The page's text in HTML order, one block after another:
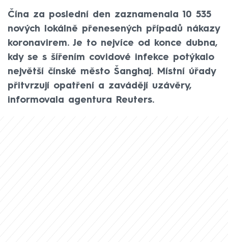
Čína za poslední den zaznamenala 10 535
nových lokálně přenesených případů nákazy
koronavirem. Je to nejvíce od konce dubna,
kdy se s šířením covidové infekce potýkalo
největší čínské město Šanghaj. Místní úřady
přitvrzují opatření a zavádějí uzávěry,
informovala agentura Reuters.